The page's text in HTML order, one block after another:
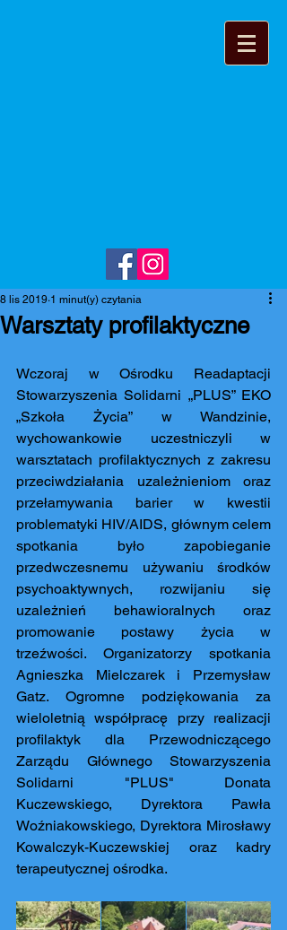
Warsztaty profilaktyczne
8 lis 2019 1 minut(y) czytania
Wczoraj w Ośrodku Readaptacji
Stowarzyszenia Solidarni „PLUS” EKO
„Szkoła Życia” w Wandzinie,
wychowankowie uczestniczyli w
warsztatach profilaktycznych z zakresu
przeciwdziałania uzależnieniom oraz
przełamywania barier w kwestii
problematyki HIV/AIDS, głównym celem
spotkania było zapobieganie
przedwczesnemu używaniu środków
psychoaktywnych, rozwijaniu się
uzależnień behawioralnych oraz
promowanie postawy życia w
trzeźwości. Organizatorzy spotkania
Agnieszka Mielczarek i Przemysław
Gatz. Ogromne podziękowania za
wieloletnią współpracę przy realizacji
profilaktyk dla Przewodniczącego
Zarządu Głównego Stowarzyszenia
Solidarni "PLUS" Donata
Kuczewskiego, Dyrektora Pawła
Woźniakowskiego, Dyrektora Mirosławy
Kowalczyk-Kuczewskiej oraz kadry
terapeutycznej ośrodka.